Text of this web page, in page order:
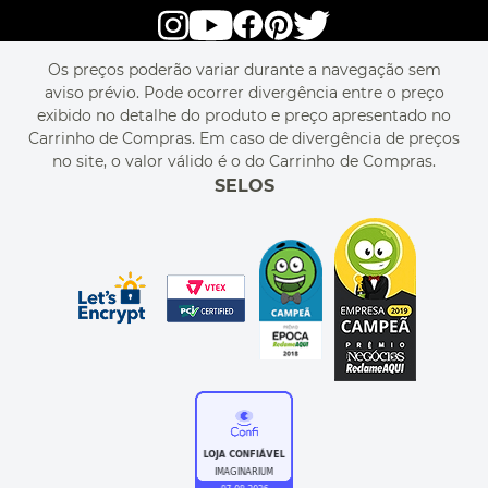
POLÍTICA DE PRIVACIDADE
PERGUNTAS FREQUENTES
MEU CADASTRO
MEU PEDIDO
CUPONS DE DESCONTO
RASTREIE O SEU PEDIDO
MAPA DO SITE
SEJA REVENDEDOR
LIVELO
alô alô IMG
Os preços poderão variar durante a navegação sem
aviso prévio. Pode ocorrer divergência entre o preço
exibido no detalhe do produto e preço apresentado no
Carrinho de Compras. Em caso de divergência de preços
no site, o valor válido é o do Carrinho de Compras.
SELOS